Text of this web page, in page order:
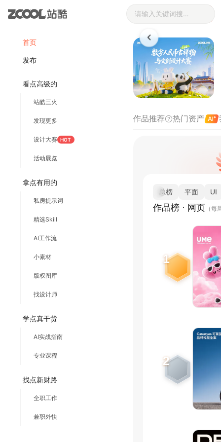
首页
发布
看点高级的
站酷三火
发现更多
设计大赛 HOT
活动展览
拿点有用的
私房提示词
精选Skill
AI工作流
小素材
版权图库
找设计师
学点真干货
AI实战指南
专业课程
找点新财路
全职工作
兼职外快
登录 注册
站酷网页设
作品推荐 热门资产
总榜 平面 UI
作品榜 · 网页 （
1
2